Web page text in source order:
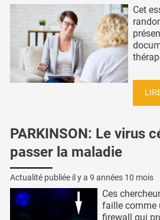
Cet
PARKINSON: Le virus
passer la maladie
Actualité publiée il y a 9 années 10 mois
Ces
faille comme
firewall qui